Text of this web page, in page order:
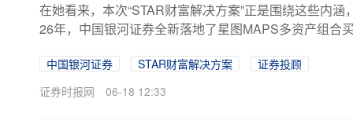
在她看来，本次“STAR财富解决方案”正是围绕这些内涵
26年，中国银河证券全新落地了星图MAPS多资产组合
中国银河证券 STAR财富解决方案
证券投顾
证券时报网
06-18 12:33